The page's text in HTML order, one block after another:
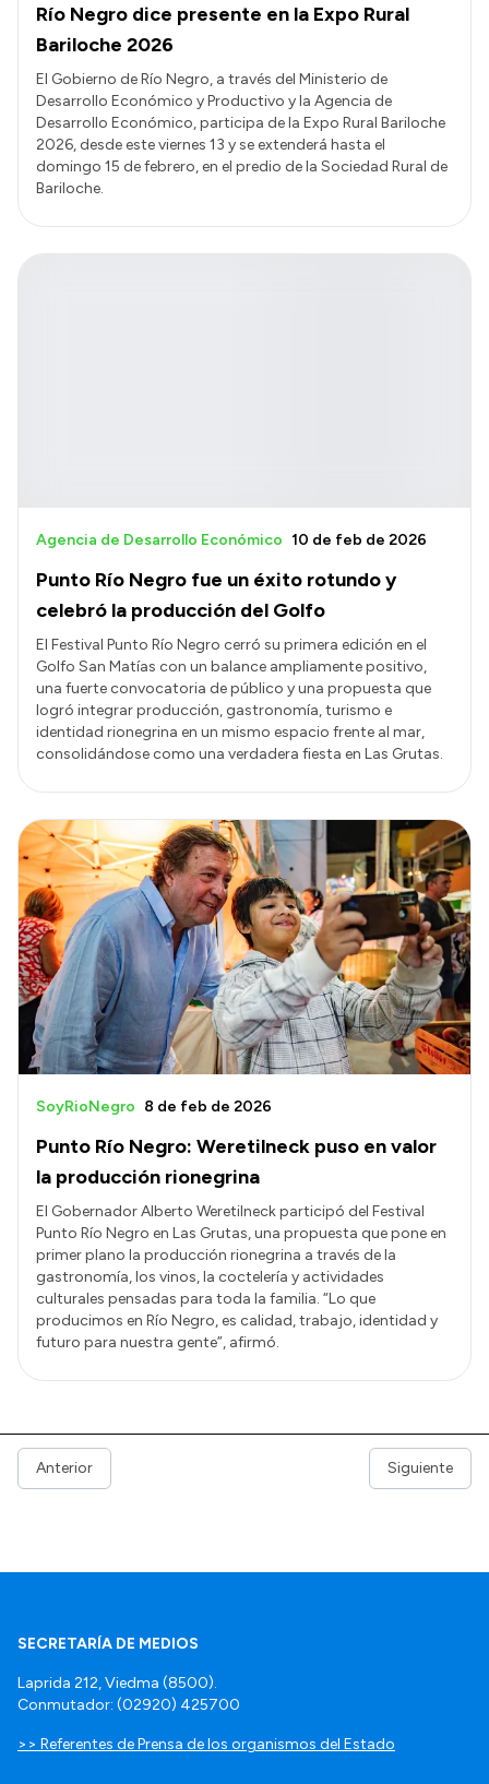
Río Negro dice presente en la Expo Rural
Bariloche 2026
El Gobierno de Río Negro, a través del Ministerio de
Desarrollo Económico y Productivo y la Agencia de
Desarrollo Económico, participa de la Expo Rural Bariloche
2026, desde este viernes 13 y se extenderá hasta el
domingo 15 de febrero, en el predio de la Sociedad Rural de
Bariloche.
Punto Río Negro fue un éxito rotundo y
celebró la producción del Golfo
Agencia de Desarrollo Económico 10 de feb de 2026
El Festival Punto Río Negro cerró su primera edición en el
Golfo San Matías con un balance ampliamente positivo,
una fuerte convocatoria de público y una propuesta que
logró integrar producción, gastronomía, turismo e
identidad rionegrina en un mismo espacio frente al mar,
consolidándose como una verdadera fiesta en Las Grutas.
Punto Río Negro: Weretilneck puso en valor
la producción rionegrina
SoyRioNegro 8 de feb de 2026
El Gobernador Alberto Weretilneck participó del Festival
Punto Río Negro en Las Grutas, una propuesta que pone en
primer plano la producción rionegrina a través de la
gastronomía, los vinos, la coctelería y actividades
culturales pensadas para toda la familia. “Lo que
producimos en Río Negro, es calidad, trabajo, identidad y
futuro para nuestra gente”, afirmó.
Anterior Siguiente
SECRETARÍA DE MEDIOS
Laprida 212, Viedma (8500).
Conmutador: (02920) 425700
>> Referentes de Prensa de los organismos del Estado